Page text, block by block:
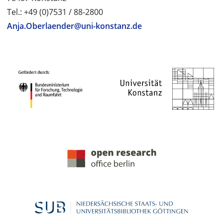
Tel.: +49 (0)7531 / 88-2800
Anja.Oberlaender@uni-konstanz.de